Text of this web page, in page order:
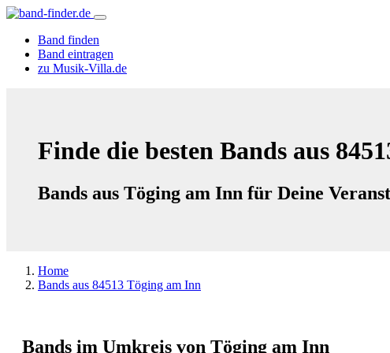
Band finden
Band eintragen
zu Musik-Villa.de
Finde die besten Bands aus
Bands aus Töging am Inn für Deine
Home
Bands aus 84513 Töging am Inn
Bands im Umkreis von Töging am Inn